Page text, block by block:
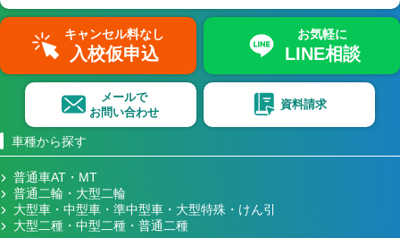
キャンセル料なし
入校仮申込
お気軽に
LINE相談
メールで
お問い合わせ
資料請求
車種から探す
普通車AT・MT
普通二輪・大型二輪
大型車・中型車・準中型車・大型特殊・けん引
大型二種・中型二種・普通二種